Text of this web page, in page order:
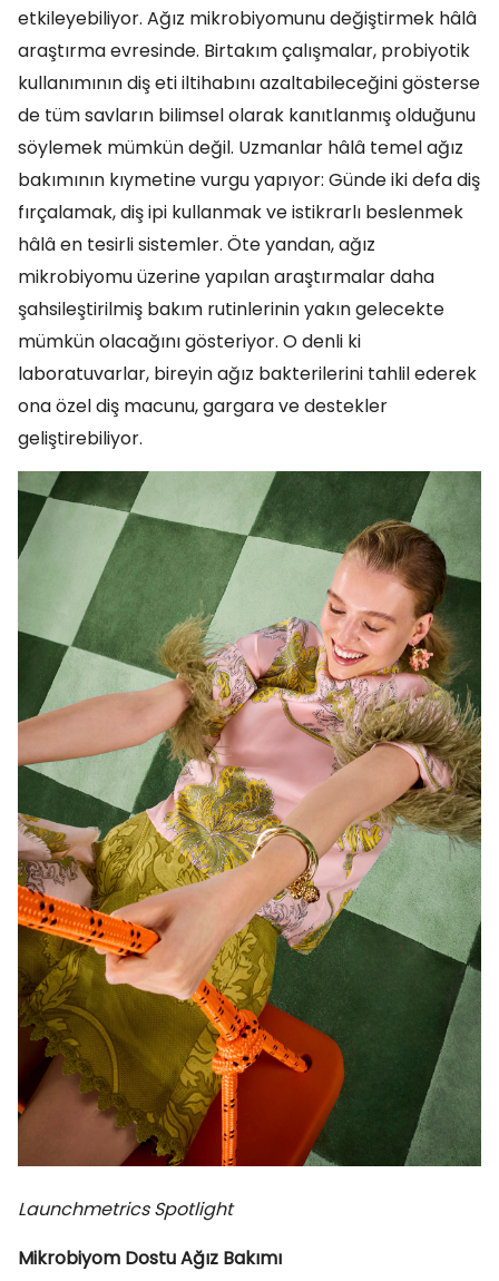
etkileyebiliyor. Ağız mikrobiyomunu değiştirmek hâlâ
araştırma evresinde. Birtakım çalışmalar, probiyotik
kullanımının diş eti iltihabını azaltabileceğini gösterse
de tüm savların bilimsel olarak kanıtlanmış olduğunu
söylemek mümkün değil. Uzmanlar hâlâ temel ağız
bakımının kıymetine vurgu yapıyor: Günde iki defa diş
fırçalamak, diş ipi kullanmak ve istikrarlı beslenmek
hâlâ en tesirli sistemler. Öte yandan, ağız
mikrobiyomu üzerine yapılan araştırmalar daha
şahsileştirilmiş bakım rutinlerinin yakın gelecekte
mümkün olacağını gösteriyor. O denli ki
laboratuvarlar, bireyin ağız bakterilerini tahlil ederek
ona özel diş macunu, gargara ve destekler
geliştirebiliyor.
Launchmetrics Spotlight
Mikrobiyom Dostu Ağız Bakımı